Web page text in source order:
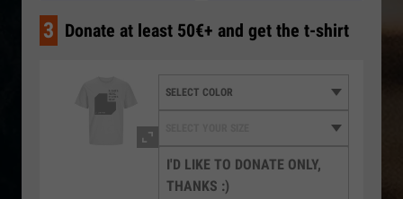
3 Donate at least 50€+ and get the t-shirt
I'D LIKE TO DONATE ONLY,
THANKS :)